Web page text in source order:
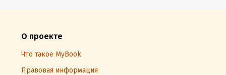
О проекте
Что такое MyBook
Правовая информация